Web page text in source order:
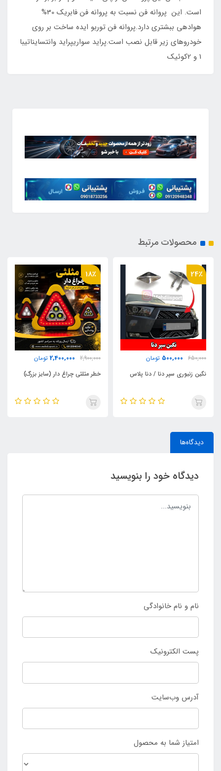
است. این پروانه فن نسبت به پروانه فن فابریک 30%
هوادهی ببشتری دارد.پروانه فن توربو ایده ساخت بر روی
خودروهای زیر قابل نصب است.پراید سواریپراید وانتسایناتیبا
1 و 2کوئیک
محصولات مرتبط
24٪
650,000
500,000 تومان
نگین زنبوری سپر دنا / دنا پلاس
18٪
2,900,000
2,400,000 تومان
خطر مثلثی چراغ دار (سایز بزرگ)
دیدگاه‌ها
دیدگاه خود را بنویسید
نام و نام خانوادگی
پست الکترونیک
آدرس وب‌سایت
امتیاز شما به محصول